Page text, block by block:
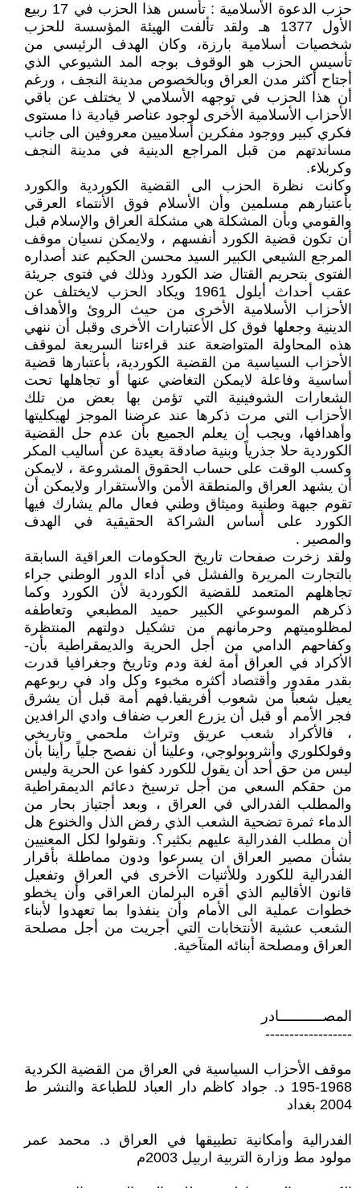
حزب الدعوة الأسلامية : تأسس هذا الحزب في 17 ربيع
الأول 1377 هـ ولقد تألفت الهيئة المؤسسة للحزب
شخصيات أسلامية بارزة، وكان الهدف الرئيسي من
تأسيس الحزب هو الوقوف بوجه المد الشيوعي الذي
أجتاح أكثر مدن العراق وبالخصوص مدينة النجف ، ورغم
أن هذا الحزب في توجهه الأسلامي لا يختلف عن باقي
الأحزاب الأسلامية الأخرى لوجود عناصر قيادية ذا مستوى
فكري كبير ووجود مفكرين أسلاميين معروفين الى جانب
مساندتهم من قبل المراجع الدينية في مدينة النجف
وكربلاء.
وكانت نظرة الحزب الى القضية الكوردية والكورد
بأعتبارهم مسلمين وأن الأسلام فوق الأنتماء العرقي
والقومي وبأن المشكلة هي مشكلة العراق والإسلام قبل
أن تكون قضية الكورد أنفسهم ، ولايمكن نسيان موقف
المرجع الشيعي الكبير السيد محسن الحكيم عند أصداره
الفتوى بتحريم القتال ضد الكورد وذلك في فتوى جريئة
عقب أحداث أيلول 1961 ويكاد الحزب لايختلف عن
الأحزاب الأسلامية الأخرى من حيث الروئ والأهداف
الدينية وجعلها فوق كل الأعتبارات الأخرى وقبل أن ننهي
هذه المحاولة المتواضعة عند قراءتنا السريعة لموقف
الأحزاب السياسية من القضية الكوردية، بأعتبارها قضية
أساسية وفاعلة لايمكن التغاضي عنها أو تجاهلها تحت
الشعارات الشوفينية التي تؤمن بها بعض من تلك
الأحزاب التي مرت ذكرها عند عرضنا الموجز لهيكليتها
وأهدافها، ويجب أن يعلم الجميع بأن عدم حل القضية
الكوردية حلا جذرياً وبنية صادقة بعيدة عن أساليب المكر
وكسب الوقت على حساب الحقوق المشروعة ، لايمكن
أن يشهد العراق والمنطقة الأمن والأستقرار ولايمكن أن
تقوم جبهة وطنية وميثاق وطني فعال مالم يشارك فيها
الكورد على أساس الشراكة الحقيقية في الهدف
والمصير .
ولقد زخرت صفحات تاريخ الحكومات العراقية السابقة
بالتجارت المريرة والفشل في أداء الدور الوطني جراء
تجاهلهم المتعمد للقضية الكوردية لأن الكورد وكما
ذكرهم الموسوعي الكبير حميد المطبعي وتعاطفه
لمظلوميتهم وحرمانهم من تشكيل دولتهم المنتظرة
وكفاحهم الدامي من أجل الحرية والديمقراطية بأن-
الأكراد في العراق أمة لغة ودم وتاريخ وجغرافيا قدرت
بقدر مقدور وأقتصاد أكثره مخبوء وكل واد في ربوعهم
يعيل شعباً من شعوب أفريقيا.فهم أمة قبل أن يشرق
فجر الأمم أو قبل أن يزرع العرب ضفاف وادي الرافدين
، فالأكراد شعب عريق وتراث ملحمي وتاريخي
وفولكلوري وأنثروبولوجي، وعلينا أن نفصح جلياً رأينا بأن
ليس من حق أحد أن يقول للكورد كفوا عن الحرية وليس
من حقكم السعي من أجل ترسيخ دعائم الديمقراطية
والمطلب الفدرالي في العراق ، وبعد أجتياز بحار من
الدماء ثمرة تضحية الشعب الذي رفض الذل والخنوع هل
أن مطلب الفدرالية عليهم بكثير؟. ونقولوا لكل المعنيين
بشأن مصير العراق ان يسرعوا ودون مماطلة بأقرار
الفدرالية للكورد وللأثنيات الأخرى في العراق وتفعيل
قانون الأقاليم الذي أقره البرلمان العراقي وأن يخطو
خطوات عملية الى الأمام وأن ينفذوا بما تعهدوا لأبناء
الشعب عشية الأنتخابات التي أجريت من أجل مصلحة
العراق ومصلحة أبنائه المتآخية.
المصـــــــــــادر
------------------
موقف الأحزاب السياسية في العراق من القضية الكردية
1968-195 د. جواد كاظم دار العباد للطباعة والنشر ط
2004 بغداد
الفدرالية وأمكانية تطبيقها في العراق د. محمد عمر
مولود مط وزارة التربية اربيل 2003م